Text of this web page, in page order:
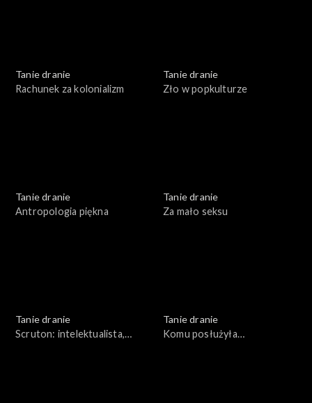
Tanie dranie
Rachunek za kolonializm
Tanie dranie
Zło w popkulturze
Tanie dranie
Antropologia piękna
Tanie dranie
Za mało seksu
Tanie dranie
Scruton: intelektualista,
Tanie dranie
Komu posłużyła